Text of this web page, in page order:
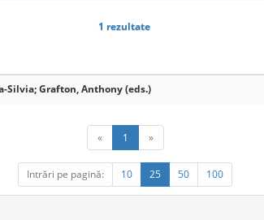
1 rezultate
Silvia; Grafton, Anthony (eds.)
« 1 »
Intrări pe pagină: 10 25 50 100